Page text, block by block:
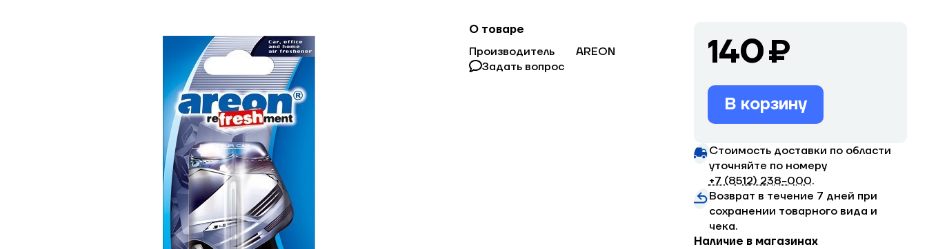
О товаре
Производитель
AREON
Задать вопрос
140 ₽
В корзину
Стоимость доставки по области
уточняйте по номеру
+7 (8512) 238−000.
Возврат в течение 7 дней при
сохранении товарного вида и
чека.
Наличие в магазинах